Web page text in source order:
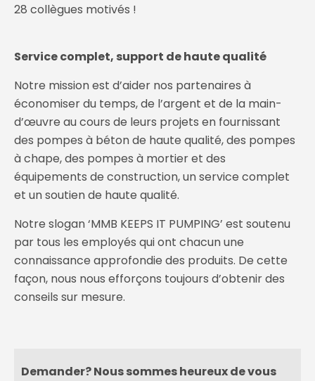
28 collègues motivés !
Service complet, support de haute qualité
Notre mission est d’aider nos partenaires à
économiser du temps, de l’argent et de la main-
d’œuvre au cours de leurs projets en fournissant
des pompes à béton de haute qualité, des pompes
à chape, des pompes à mortier et des
équipements de construction, un service complet
et un soutien de haute qualité.
Notre slogan ‘MMB KEEPS IT PUMPING’ est soutenu
par tous les employés qui ont chacun une
connaissance approfondie des produits. De cette
façon, nous nous efforçons toujours d’obtenir des
conseils sur mesure.
Demander? Nous sommes heureux de vous